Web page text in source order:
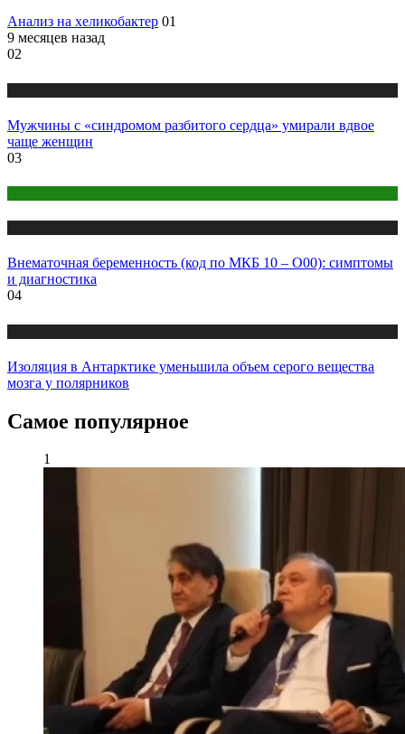
Анализ на хеликобактер 01
9 месяцев назад
02
Мужчины с «синдромом разбитого сердца» умирали вдвое
чаще женщин
03
Внематочная беременность (код по МКБ 10 – О00): симптомы
и диагностика
04
Изоляция в Антарктике уменьшила объем серого вещества
мозга у полярников
Самое популярное
1